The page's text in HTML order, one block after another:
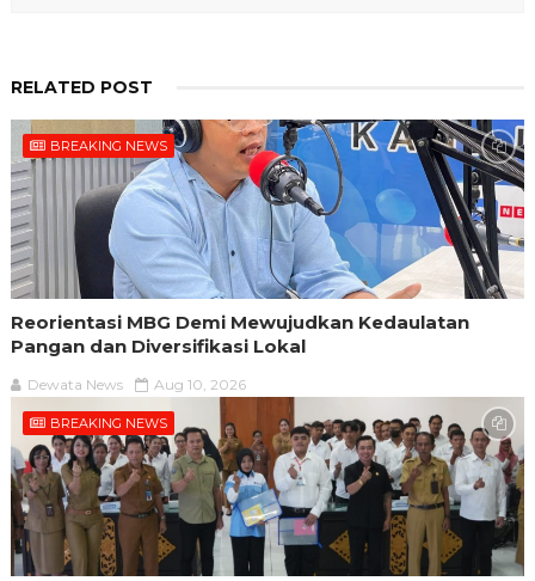
RELATED POST
BREAKING NEWS
Reorientasi MBG Demi Mewujudkan Kedaulatan
Pangan dan Diversifikasi Lokal
Dewata News Aug 10, 2026
BREAKING NEWS